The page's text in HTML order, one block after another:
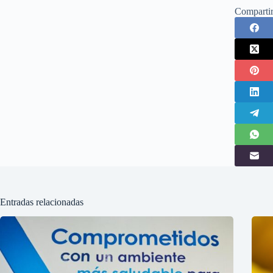
Entradas relacionadas